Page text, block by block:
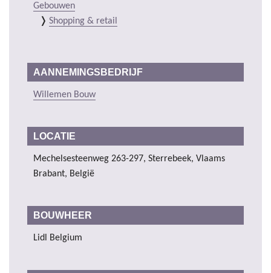
Gebouwen
Shopping & retail
AANNEMINGSBEDRIJF
Willemen Bouw
LOCATIE
Mechelsesteenweg 263-297, Sterrebeek, Vlaams
Brabant, België
BOUWHEER
Lidl Belgium